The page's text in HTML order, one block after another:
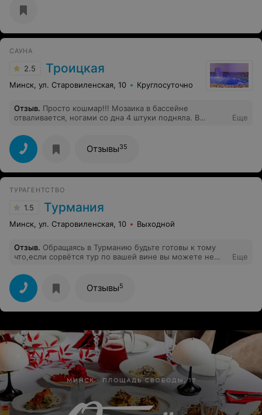
САУНА
2.5 Троицкая
Минск, ул. Старовиленская, 10 Круглосуточно
Отзыв. Просто кошмар!!! Мозаика в бассейне
отваливается, ногами со дна 4 штуки подняла. В
тканью!!!!!!, все мокрые, как можно в сауну такие
ставить. Сол, холодильник, микроволновка всё очень
грязное. Шкаф для одежды весь в пыли. Бильярдный
стол кривой, кий один и тот горбатый. В хамаме
воняет плесенью. Баня с прогнившими досками,
гвозди. Хамское отношение к клиентам. Если вы враг
Еще
Отзывы35
ТУРАГЕНТСТВО
1.5 Турмания
Минск, ул. Старовиленская, 10 Выходной
Отзыв. Обращаясь в Турманию будьте готовы к тому
что,если сорвётся тур по вашей вине вы можете не
в моём случае,Египет отменил авиасообщения) всё
равно полной суммы не получите.Платите за тур по их
завышенному курсу,а возвращают деньги на момент
заключения договора (а за это время доллар вырос
огого).
Еще
Отзывы5